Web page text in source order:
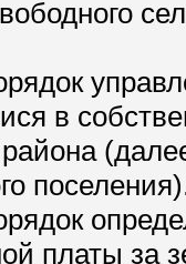
в
платы за